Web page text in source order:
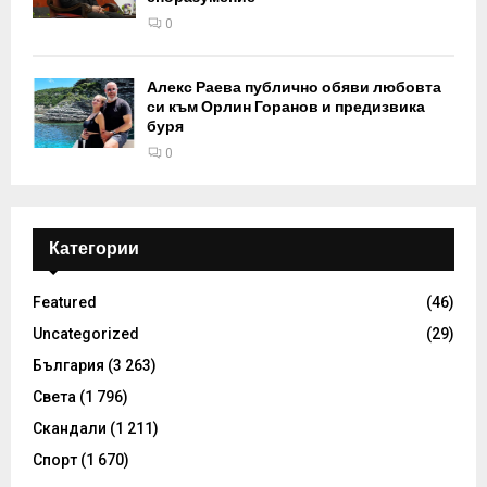
0
Алекс Раева публично обяви любовта
си към Орлин Горанов и предизвика
буря
0
Категории
Featured
(46)
Uncategorized
(29)
България (3 263)
Света (1 796)
Скандали (1 211)
Спорт (1 670)